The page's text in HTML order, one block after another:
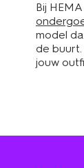
Bij
model
de buurt.
jouw